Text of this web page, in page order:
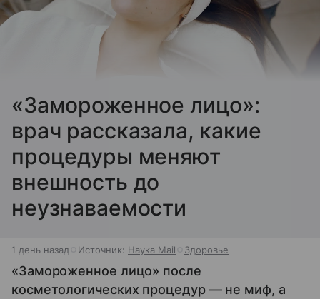
«Замороженное лицо»:
врач рассказала, какие
процедуры меняют
внешность до
неузнаваемости
1 день назад Источник: Наука Mail Здоровье
«Замороженное лицо» после
косметологических процедур — не миф, а